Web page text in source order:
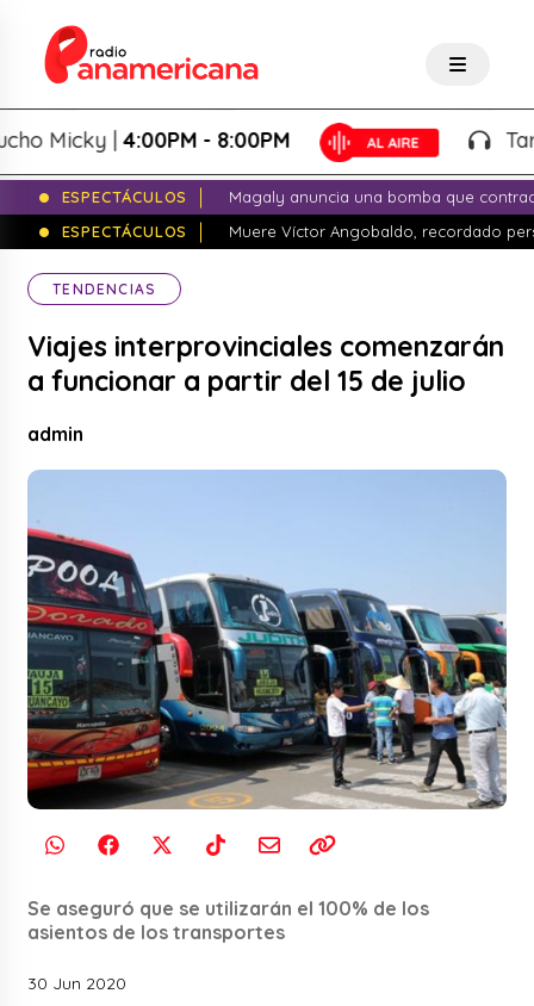
|4:00PM - 8:00PM
ESPECTÁCULOS
Magaly anuncia una bomba que
ESPECTÁCULOS
Muere Víctor Angobaldo, recordado
TENDENCIAS
Viajes interprovinciales comenzarán
a funcionar a partir del 15 de julio
admin
Se aseguró que se utilizarán el 100% de los
asientos de los transportes
30 Jun 2020